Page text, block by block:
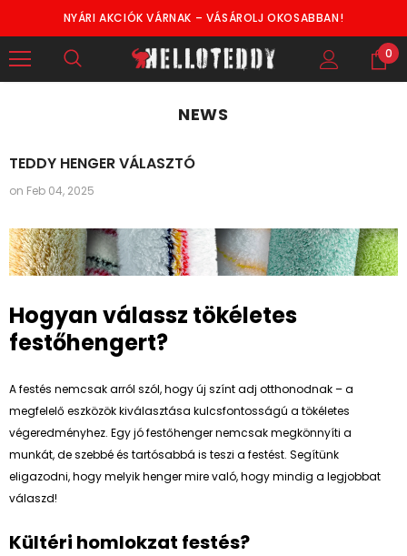
NYÁRI AKCIÓK VÁRNAK – VÁSÁROLJ OKOSABBAN!
0
NEWS
TEDDY HENGER VÁLASZTÓ
on Feb 04, 2025
Hogyan válassz tökéletes
festőhengert?
A festés nemcsak arról szól, hogy új színt adj otthonodnak – a
megfelelő eszközök kiválasztása kulcsfontosságú a tökéletes
végeredményhez. Egy jó festőhenger nemcsak megkönnyíti a
munkát, de szebbé és tartósabbá is teszi a festést. Segítünk
eligazodni, hogy melyik henger mire való, hogy mindig a legjobbat
válaszd!
Kültéri homlokzat festés?